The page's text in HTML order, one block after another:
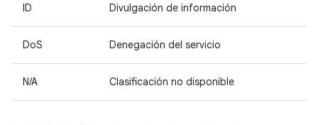
ID Divulgación de información
DoS Denegación del servicio
N/A Clasificación no disponible